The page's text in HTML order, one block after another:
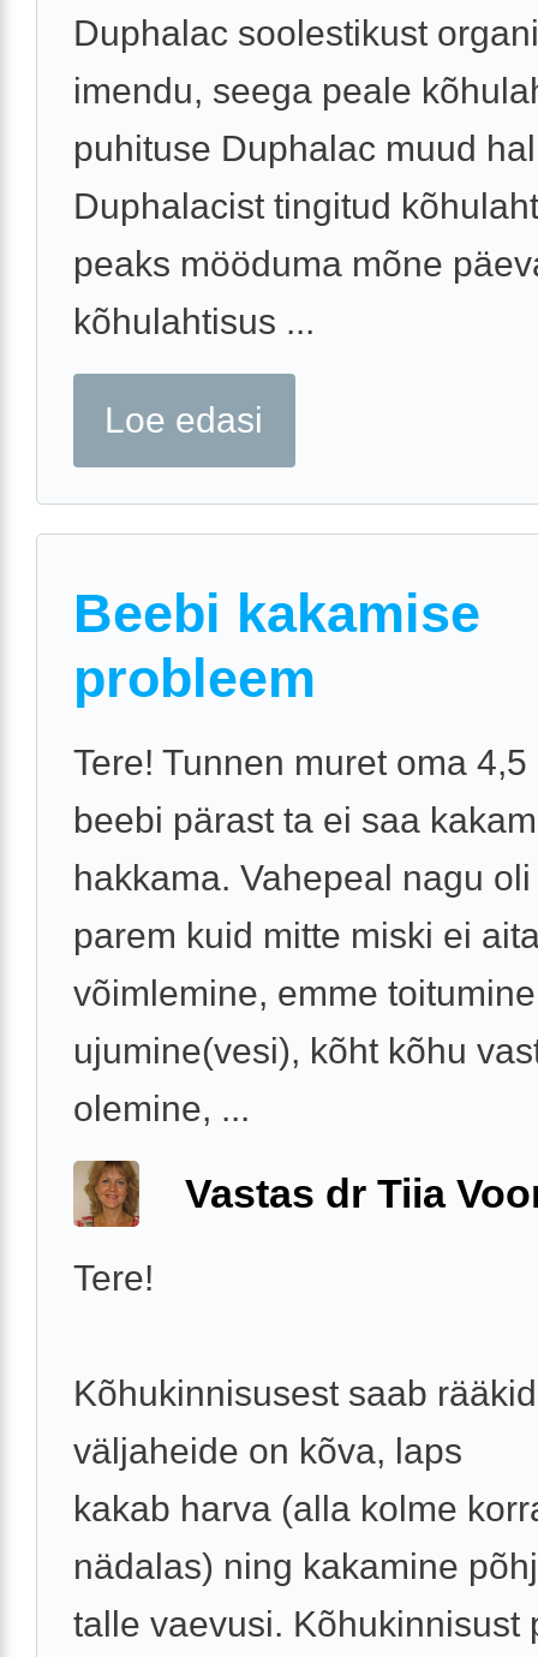
Duphalac soolestikust
imendu, seega peale
puhituse Duphalac muud
Duphalacist tingitud
peaks mööduma mõne
kõhulahtisus ...
Loe edasi
Beebi kakamise
probleem
Tere! Tunnen muret oma
beebi pärast ta ei saa
hakkama. Vahepeal nagu
parem kuid mitte miski ei
võimlemine, emme
ujumine(vesi), kõht kõhu
olemine, ...
Vastas dr Tiia
Tere!
Kõhukinnisusest saab
väljaheide on kõva, laps
kakab harva (alla kolme
nädalas) ning kakamine
talle vaevusi. Kõhukinnisust